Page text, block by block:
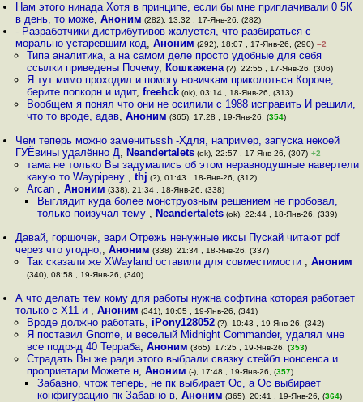
Нам этого нинада Хотя в принципе, если бы мне приплачивали 0 5К
в день, то може,Аноним (282), 13:32 , 17-Янв-26, (282)
- Разработчики дистрибутивов жалуется, что разбираться с
морально устаревшим код,Аноним (292), 18:07 , 17-Янв-26, (290) –2
Типа аналитика, а на самом деле просто удобные для себя
ссылки приведены Почему, Кошкажена(?), 22:55 , 17-Янв-26, (306)
Я тут мимо проходил и помогу новичкам приколоться Короче,
берите попкорн и идит, freehck(ok), 03:14 , 18-Янв-26, (313)
Вообщем я понял что они не осилили с 1988 исправить И решили,
что то вроде, адав, Аноним (365), 17:28 , 19-Янв-26, (354)
Чем теперь можно заменитьssh -Xдля, например, запуска некоей
ГУЁвины удалённо Д, Neandertalets (ok), 22:57 , 17-Янв-26, (307) +2
тама не только Вы задумались об этом неравнодушные навертели
какую то Waypipeну , thj (?), 01:43 , 18-Янв-26, (312)
Arcan , Аноним (338), 21:34 , 18-Янв-26, (338)
Выглядит куда более монструозным решением не пробовал,
только поизучал тему , Neandertalets(ok), 22:44 , 18-Янв-26, (339)
Давай, горшочек, вари Отрежь ненужные иксы Пускай читают pdf
через что угодно,,Аноним (338), 21:34 , 18-Янв-26, (337)
Так сказали же XWayland оставили для совместимости , Аноним
(340), 08:58 , 19-Янв-26, (340)
А что делать тем кому для работы нужна софтина которая работает
только с X11 и ,Аноним (341), 10:05 , 19-Янв-26, (341)
Вроде должно работать, iPony128052(?), 10:43 , 19-Янв-26, (342)
Я поставил Gnome, и веселый Midnight Commander, удалял мне
все подряд 40 Терраба, Аноним (365), 17:25 , 19-Янв-26, (353)
Страдать Вы же ради этого выбрали связку стейбл нонсенса и
проприетари Можете н, Аноним (-), 17:48 , 19-Янв-26, (357)
Забавно, чтож теперь, не пк выбирает Ос, а Ос выбирает
конфигурацию пк Забавно в, Аноним (365), 20:41 , 19-Янв-26, (364)